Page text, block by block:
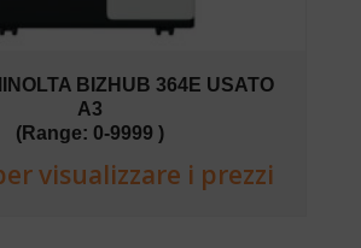
BIZHUB 364E USATO
A3
(Range: 0-9999 )
visualizzare i prezzi